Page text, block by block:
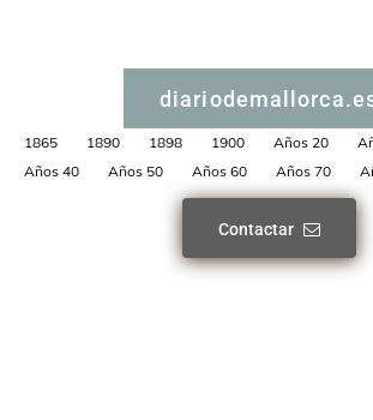
1865 1890 1898 1900 Años 20
Años 40
Años 50 Años 60 Años 70
Contactar